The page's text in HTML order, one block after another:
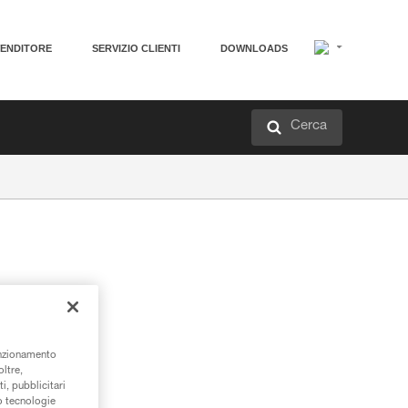
SERVIZIO CLIENTI DOWNLOADS
Cerca
pubblicitari
tecnologie